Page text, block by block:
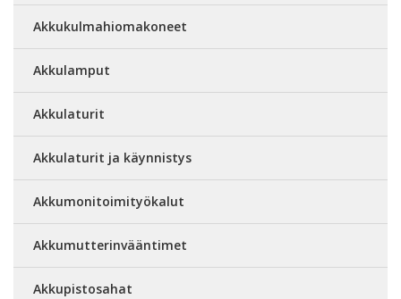
Akkukulmahiomakoneet
Akkulamput
Akkulaturit
Akkulaturit ja käynnistys
Akkumonitoimityökalut
Akkumutterinvääntimet
Akkupistosahat